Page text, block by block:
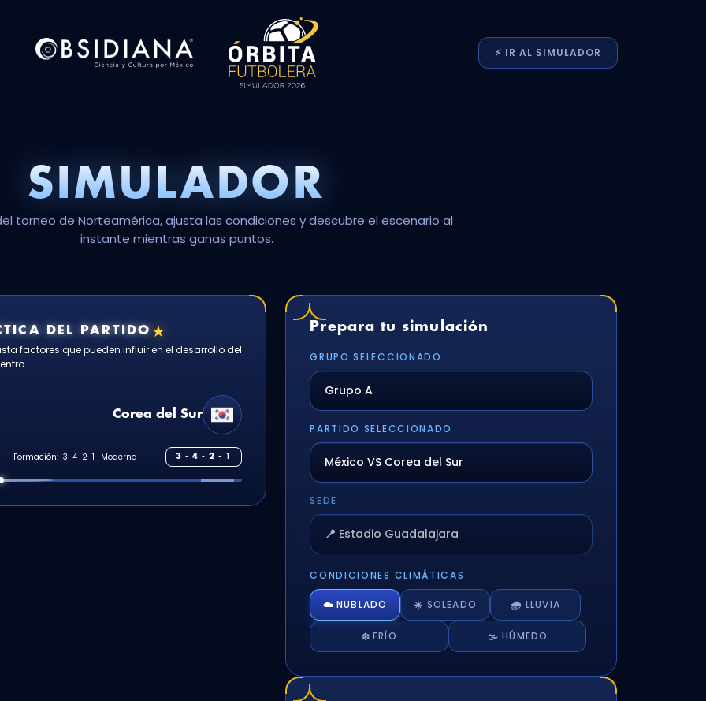
⚡️ IR AL SIMULADOR
SIMULADOR
torneo de Norteamérica, ajusta las condiciones y descubre el escenario al
instante mientras ganas puntos.
DEL PARTIDO ★
factores que pueden influir en el desarrollo del
Corea del Sur
Formación: 3 - 4 - 2 - 1
Prepara tu simulación
GRUPO SELECCIONADO
PARTIDO SELECCIONADO
SEDE
📍 Estadio Guadalajara
CONDICIONES CLIMÁTICAS
☁️ NUBLADO ☀️ SOLEADO 🌧️ LLUVIA
❄️ FRÍO 🌫️ HÚMEDO